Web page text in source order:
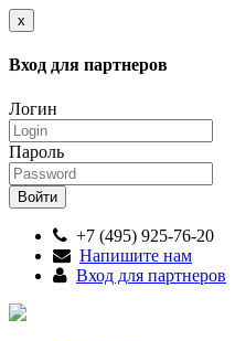
x
Вход для партнеров
Логин
Пароль
+7 (495) 925-76-20
Напишите нам
Вход для партнеров